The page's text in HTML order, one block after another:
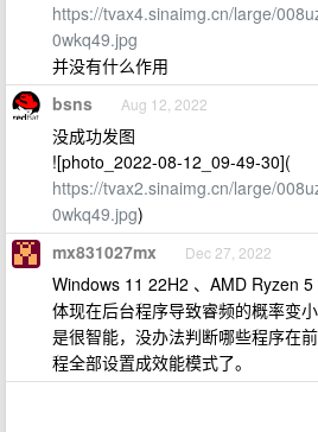
https://tvax4.sinaimg.cn/large/
0wkq49.jpg
并没有什么作用
bsns Aug 12, 2022
没成功发图
![photo_2022-08-12_09-49-30](
https://tvax2.sinaimg.cn/large/
0wkq49.jpg)
mx831027mx Dec 27, 2022
Windows 11 22H2 、AMD Ryzen 5
体现在后台程序导致睿频的概率变
是很智能，没办法判断哪些程序在
程全部设置成效能模式了。